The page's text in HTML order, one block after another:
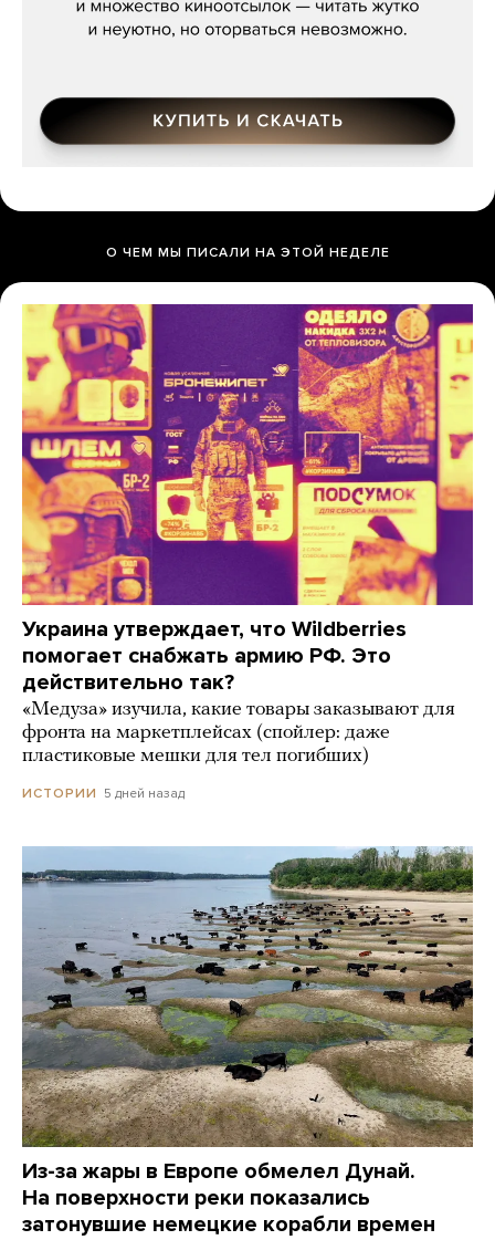
О ЧЕМ МЫ ПИСАЛИ НА ЭТОЙ НЕДЕЛЕ
Украина утверждает, что Wildberries
помогает снабжать армию РФ. Это
действительно так?
«Медуза» изучила, какие товары заказывают для
фронта на маркетплейсах (спойлер: даже
пластиковые мешки для тел погибших)
ИСТОРИИ 5 дней назад
Из-за жары в Европе обмелел Дунай.
На поверхности реки показались
затонувшие немецкие корабли времен